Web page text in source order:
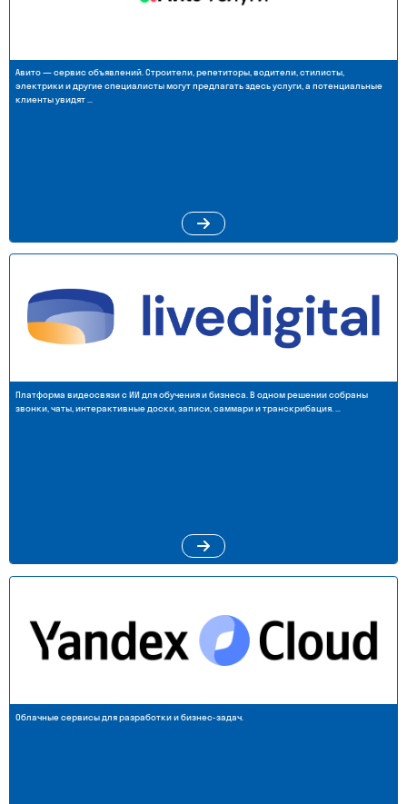
Авито — сервис объявлений. Строители, репетиторы, водители, стилисты,
электрики и другие специалисты могут предлагать здесь услуги, а потенциальные
клиенты увидят …
Платформа видеосвязи с ИИ для обучения и бизнеса. В одном решении собраны
звонки, чаты, интерактивные доски, записи, саммари и транскрибация. …
Облачные сервисы для разработки и бизнес-задач.